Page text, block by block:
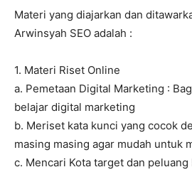
Materi yang diajarkan dan
Arwinsyah SEO adalah :
1. Materi Riset Online
a. Pemetaan Digital Marketing :
belajar digital marketing
b. Meriset kata kunci yang cocok
masing masing agar mudah untuk
c. Mencari Kota target dan